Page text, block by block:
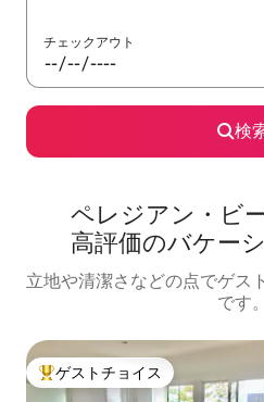
チェックアウト
検
ペレジアン・ビ
高⁠評⁠価⁠のバ⁠ケ⁠ー⁠
立地や清潔さなどの点でゲス
です。
大好評のゲストチョイスです。
ゲストチョイス